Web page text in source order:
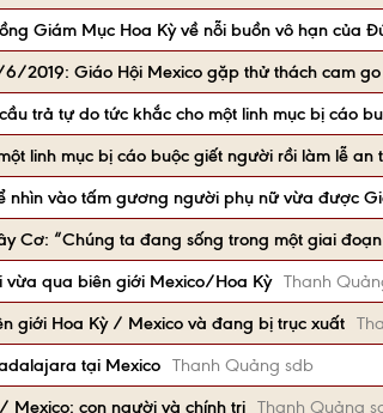
Giám Mục Hoa Kỳ về nỗi buồn vô hạn của
6/2019: Giáo Hội Mexico gặp thử thách cam go
trả tự do tức khắc cho một linh mục bị cáo
linh mục bị cáo buộc giết người rồi làm lễ an
nhìn vào tấm gương người phụ nữ vừa được
Cơ: “Chúng ta đang sống trong một giai
qua biên giới Mexico/Hoa Kỳ Thanh
giới Hoa Kỳ / Mexico và đang bị trục xuất
tại Mexico Thanh Quảng sdb
Mexico: con người và chính trị Thanh Quảng